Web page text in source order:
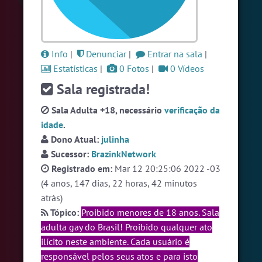
#Evangelicos
7 pessoas
#Novanativa
6 pessoas
#Brazink
6 pessoas
Ver todas as salas
🎁 Promoção
com Site e Chat Bot 🤖 de Pedidos
English Português Español © 2018 Brazink
Info | Denunciar| Entrar na sala |
Estatísticas | 0 Fotos | 0 Vídeos
Sala registrada!
Sala Adulta +18, necessário verificação da
idade.
Dono Atual: julinha
Sucessor: BrazinkNetwork
Registrado em: Mar 12 20:25:06 2022 -03
(4 anos, 147 dias, 22 horas, 42 minutos
atrás)
Tópico: Proibido menores de 18 anos. Sala
adulta gay do Brasil! Proibido qualquer ato
ilícito neste ambiente. Cada usuário é
responsável pelos seus atos e para isto